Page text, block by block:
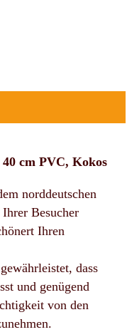
cm PVC, Kokos
norddeutschen
Besucher
Ihren
dass
und genügend
von den